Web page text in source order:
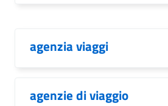
agenzia viaggi
agenzie di viaggio